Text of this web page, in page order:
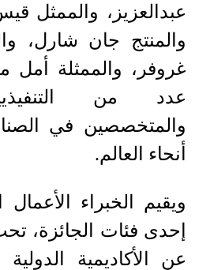
عبدالعزيز، والممثل
والمنتج جان شارل،
غروفر، والممثلة
عدد من
والمتخصصين في
أنحاء العالم.
ويقيم الخبراء
إحدى فئات الجائزة،
عن الأكاديمية